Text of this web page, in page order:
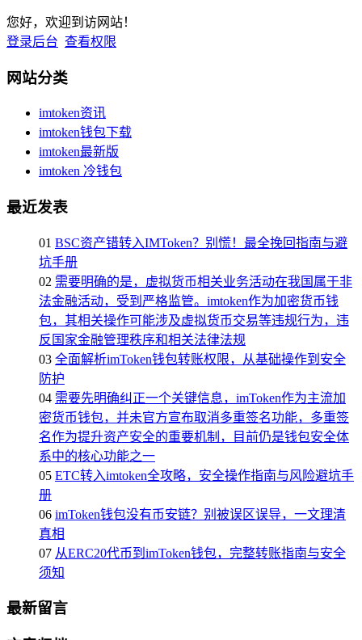
您好，欢迎到访网站！
登录后台 查看权限
网站分类
imtoken资讯
imtoken钱包下载
imtoken最新版
imtoken 冷钱包
最近发表
01 BSC资产错转入IMToken？别慌！最全挽回指南与避
坑手册
02 需要明确的是，虚拟货币相关业务活动在我国属于非
法金融活动，受到严格监管。imtoken作为加密货币钱
包，其相关操作可能涉及虚拟货币交易等违规行为，违
反国家金融管理秩序和相关法律法规
03 全面解析imToken钱包转账权限，从基础操作到安全
防护
04 需要先明确纠正一个关键信息，imToken作为主流加
密货币钱包，并未官方宣布取消多重签名功能，多重签
名作为提升资产安全的重要机制，目前仍是钱包安全体
系中的核心功能之一
05 ETC转入imtoken全攻略，安全操作指南与风险避坑手
册
06 imToken钱包没有币安链？别被误区误导，一文理清
真相
07 从ERC20代币到imToken钱包，完整转账指南与安全
须知
最新留言